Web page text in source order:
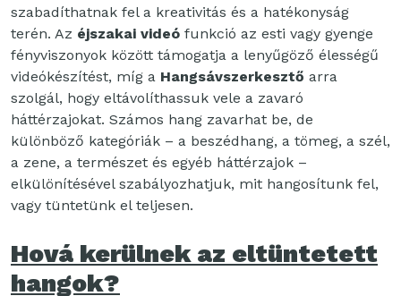
szabadíthatnak fel a kreativitás és a hatékonyság
terén. Az éjszakai videó funkció az esti vagy gyenge
fényviszonyok között támogatja a lenyűgöző élességű
videókészítést, míg a Hangsávszerkesztő arra
szolgál, hogy eltávolíthassuk vele a zavaró
háttérzajokat. Számos hang zavarhat be, de
különböző kategóriák – a beszédhang, a tömeg, a szél,
a zene, a természet és egyéb háttérzajok –
elkülönítésével szabályozhatjuk, mit hangosítunk fel,
vagy tüntetünk el teljesen.
Hová kerülnek az eltüntetett
hangok?